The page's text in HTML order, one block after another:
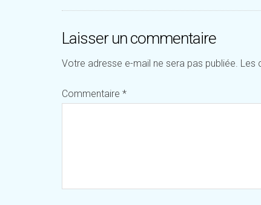
Laisser un commentaire
Votre adresse e-mail ne sera pas publiée. Les
Commentaire *